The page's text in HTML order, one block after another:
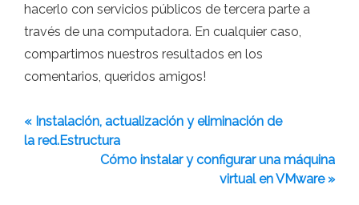
hacerlo con servicios públicos de tercera parte a
través de una computadora. En cualquier caso,
compartimos nuestros resultados en los
comentarios, queridos amigos!
« Instalación, actualización y eliminación de
la red.Estructura
Cómo instalar y configurar una máquina
virtual en VMware »